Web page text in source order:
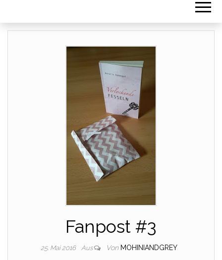
Fanpost #3
25. Mai 2016 Aus Von MOHINIANDGREY